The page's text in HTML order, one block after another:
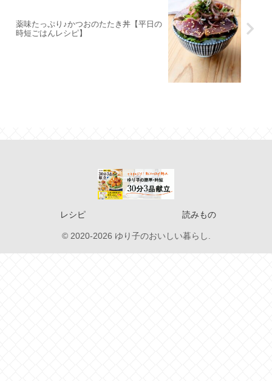
薬味たっぷり♪かつおのたたき丼【平日の
時短ごはんレシピ】
レシピ 読みもの
© 2020-2026 ゆり子のおいしい暮らし.